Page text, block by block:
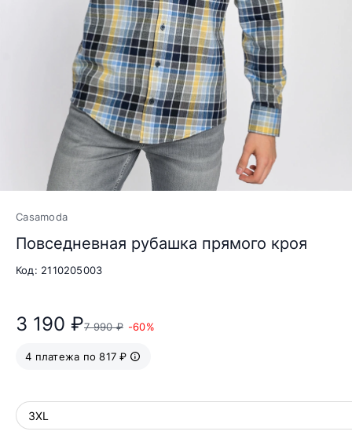
Casamoda
Повседневная рубашка прямого кроя
Код: 2110205003
3 190 ₽7 990 ₽ -60%
4 платежа по 817 ₽
3XL